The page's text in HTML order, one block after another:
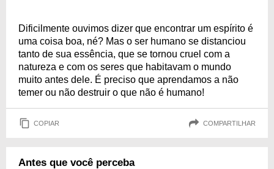
Dificilmente ouvimos dizer que encontrar um espírito é
uma coisa boa, né? Mas o ser humano se distanciou
tanto de sua essência, que se tornou cruel com a
natureza e com os seres que habitavam o mundo
muito antes dele. É preciso que aprendamos a não
temer ou não destruir o que não é humano!
COPIAR COMPARTILHAR
Antes que você perceba